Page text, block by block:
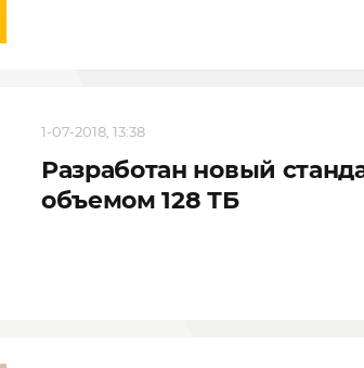
1-07-2018, 13:38
Разработан новый
объемом 128 ТБ